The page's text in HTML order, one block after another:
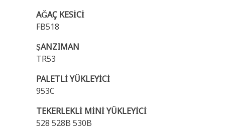
AĞAÇ KESİCİ
FB518
ŞANZIMAN
TR53
PALETLİ YÜKLEYİCİ
953C
TEKERLEKLİ MİNİ YÜKLEYİCİ
528 528B 530B